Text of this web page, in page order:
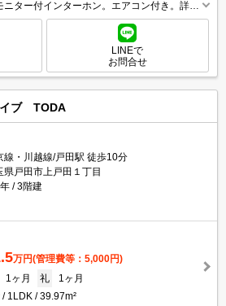
ター付インターホン。エアコン付き。詳細
手数料家賃の0.55ヵ月分。
LINEで
お問合せ
イブ TODA
線・川越線/戸田駅 徒歩10分
県戸田市上戸田１丁目
3階建
万円(管理費等：5,000円)
1ヶ月 礼
1ヶ月
1LDK 39.97m²